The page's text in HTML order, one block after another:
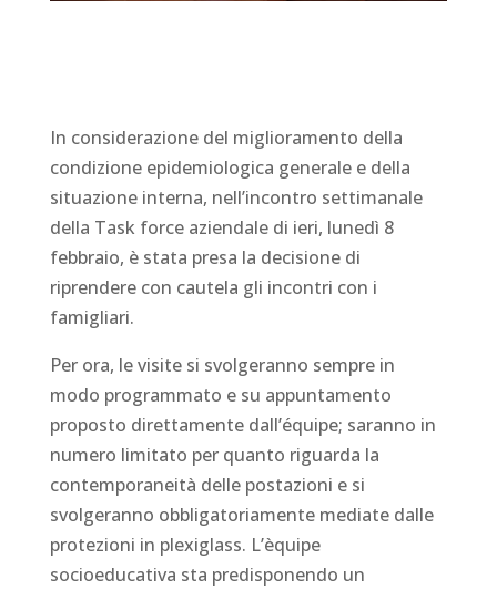
In considerazione del miglioramento della
condizione epidemiologica generale e della
situazione interna, nell’incontro settimanale
della Task force aziendale di ieri, lunedì 8
febbraio, è stata presa la decisione di
riprendere con cautela gli incontri con i
famigliari.
Per ora, le visite si svolgeranno sempre in
modo programmato e su appuntamento
proposto direttamente dall’équipe; saranno in
numero limitato per quanto riguarda la
contemporaneità delle postazioni e si
svolgeranno obbligatoriamente mediate dalle
protezioni in plexiglass. L’èquipe
socioeducativa sta predisponendo un